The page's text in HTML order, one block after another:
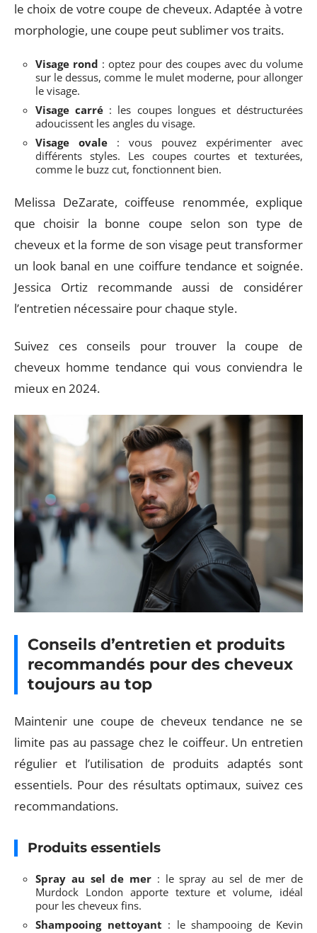
le choix de votre coupe de cheveux. Adaptée à votre
morphologie, une coupe peut sublimer vos traits.
Visage rond : optez pour des coupes avec du volume
sur le dessus, comme le mulet moderne, pour allonger
le visage.
Visage carré : les coupes longues et déstructurées
adoucissent les angles du visage.
Visage ovale : vous pouvez expérimenter avec
différents styles. Les coupes courtes et texturées,
comme le buzz cut, fonctionnent bien.
Melissa DeZarate, coiffeuse renommée, explique
que choisir la bonne coupe selon son type de
cheveux et la forme de son visage peut transformer
un look banal en une coiffure tendance et soignée.
Jessica Ortiz recommande aussi de considérer
l’entretien nécessaire pour chaque style.
Suivez ces conseils pour trouver la coupe de
cheveux homme tendance qui vous conviendra le
mieux en 2024.
Conseils d’entretien et produits
recommandés pour des cheveux
toujours au top
Maintenir une coupe de cheveux tendance ne se
limite pas au passage chez le coiffeur. Un entretien
régulier et l’utilisation de produits adaptés sont
essentiels. Pour des résultats optimaux, suivez ces
recommandations.
Produits essentiels
Spray au sel de mer : le spray au sel de mer de
Murdock London apporte texture et volume, idéal
pour les cheveux fins.
Shampooing nettoyant : le shampooing de Kevin